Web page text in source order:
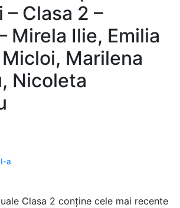
Clasa 2 –
Mirela Ilie, Emilia
Marilena
Nicoleta
a
Clasa 2 conține cele mai recente